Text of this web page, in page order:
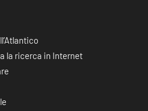
la ricerca in Internet